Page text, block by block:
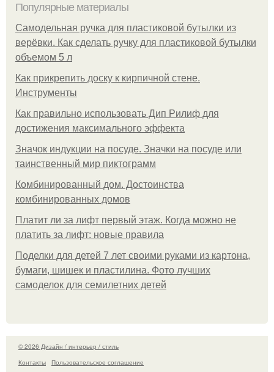
Популярные материалы
Самодельная ручка для пластиковой бутылки из
верёвки. Как сделать ручку для пластиковой бутылки
объемом 5 л
Как прикрепить доску к кирпичной стене.
Инструменты
Как правильно использовать Дип Рилиф для
достижения максимального эффекта
Значок индукции на посуде. Значки на посуде или
таинственный мир пиктограмм
Комбинированный дом. Достоинства
комбинированных домов
Платит ли за лифт первый этаж. Когда можно не
платить за лифт: новые правила
Поделки для детей 7 лет своими руками из картона,
бумаги, шишек и пластилина. Фото лучших
самоделок для семилетних детей
© 2026 Дизайн / интерьер / стиль
Контакты
Пользовательское соглашение